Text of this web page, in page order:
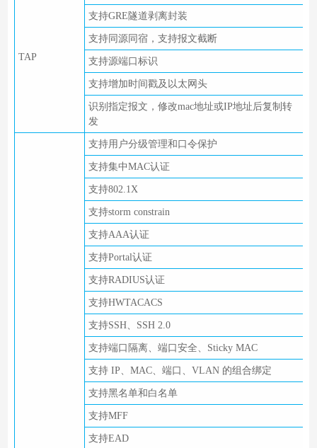
TAP
支持GRE隧道剥离封装
支持同源同宿，支持报文截断
支持源端口标识
支持增加时间戳及以太网头
识别指定报文，修改mac地址或IP地址后复制转
发
支持用户分级管理和口令保护
支持集中MAC认证
支持802.1X
支持storm constrain
支持AAA认证
支持Portal认证
支持RADIUS认证
支持HWTACACS
支持SSH、SSH 2.0
支持端口隔离、端口安全、Sticky MAC
支持 IP、MAC、端口、VLAN 的组合绑定
支持黑名单和白名单
支持MFF
支持EAD